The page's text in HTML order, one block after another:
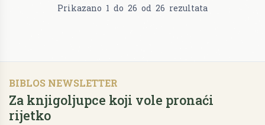
Prikazano 1 do 26 od 26 rezultata
BIBLOS NEWSLETTER
Za knjigoljupce koji vole pronaći
rijetko